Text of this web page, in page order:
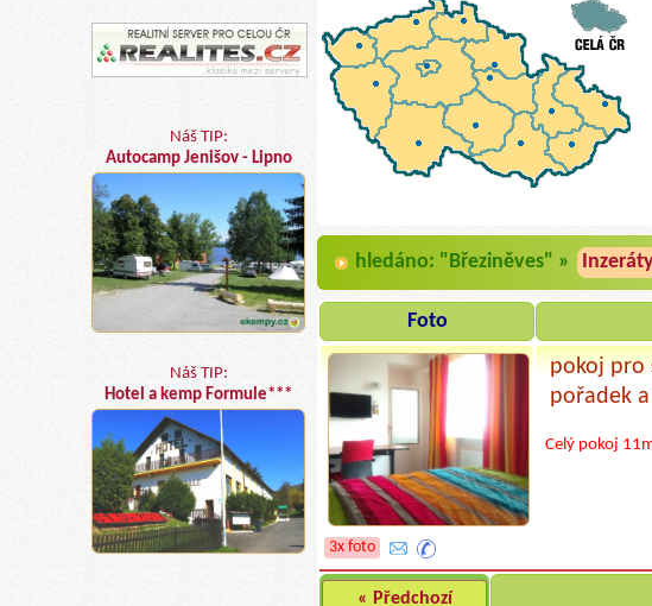
Náš TIP:
Autocamp Jenišov - Lipno
Náš TIP:
Hotel a kemp Formule***
hledáno: "Březiněves" »
Foto
3x foto
pokoj pro
pořadek
Celý pokoj
« Předchozí